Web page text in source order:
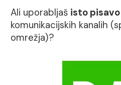
Ali uporabljaš isto pisavo
komunikacijskih kanalih
omrežja)?